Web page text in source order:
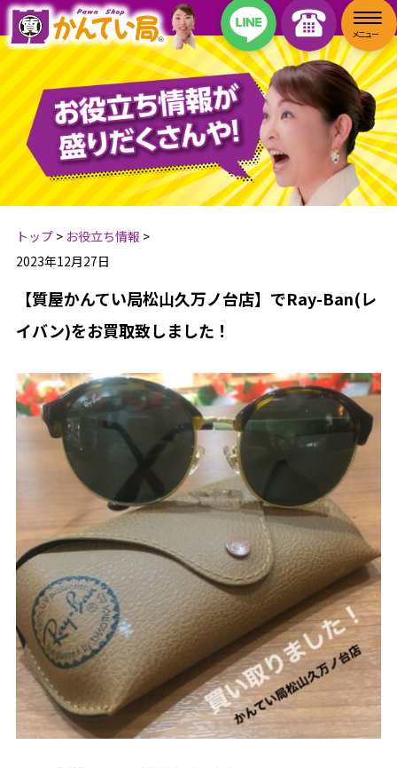
トップ> お役立ち情報 >
2023年12月27日
【質屋かんてい局松山久万ノ台店】でRay-Ban(レ
イバン)をお買取致しました！